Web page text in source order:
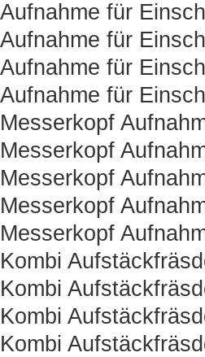
Aufnahme für
Aufnahme für
Aufnahme für
Aufnahme für
Messerkopf
Messerkopf
Messerkopf
Messerkopf
Messerkopf
Kombi
Kombi
Kombi
Kombi